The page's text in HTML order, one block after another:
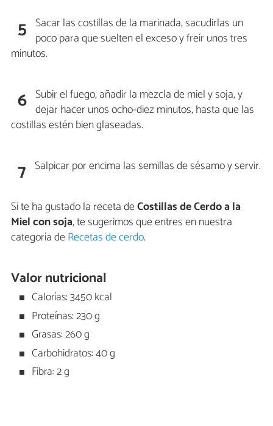
5 Sacar las costillas de la marinada, sacudirlas un
poco para que suelten el exceso y freír unos tres
minutos.
6 Subir el fuego, añadir la mezcla de miel y soja, y
dejar hacer unos ocho-diez minutos, hasta que las
costillas estén bien glaseadas.
7 Salpicar por encima las semillas de sésamo y servir.
Si te ha gustado la receta deCostillas de Cerdo a la
Miel con soja, te sugerimos que entres en nuestra
categoría deRecetas de cerdo.
Valor nutricional
Calorías: 3450 kcal
Proteínas: 230 g
Grasas: 260 g
Carbohidratos: 40 g
Fibra: 2 g